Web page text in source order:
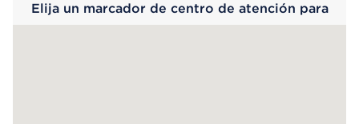
Elija un marcador de centro de atención para